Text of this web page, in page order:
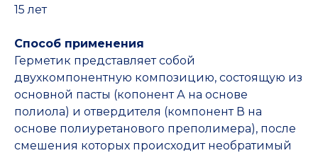
15 лет
Способ применения
Герметик представляет собой
двухкомпонентную композицию, состоящую из
основной пасты (копонент А на основе
полиола) и отвердителя (компонент В на
основе полиуретанового преполимера), после
смешения которых происходит необратимый